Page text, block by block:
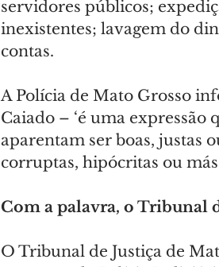
servidores públicos;
inexistentes; lavagem do
contas.
A Polícia de Mato Grosso
Caiado – ‘é uma expressão
aparentam ser boas, justas
corruptas, hipócritas ou
Com a palavra, o Tribunal
O Tribunal de Justiça de